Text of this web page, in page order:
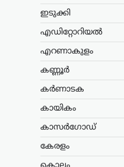
ഇടുക്കി
എഡിറ്റോറിയൽ
എറണാകുളം
കണ്ണൂർ
കർണാടക
കായികം
കാസർഗോഡ്
കേരളം